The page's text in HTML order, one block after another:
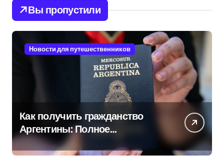
Вы пропустили
Новости для путешественников
Как получить гражданство
Аргентины: Полное
руководство